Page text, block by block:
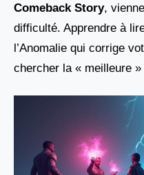
Comeback Story,
difficulté. Apprendre à
l’Anomalie qui corrige
chercher la « meilleure